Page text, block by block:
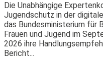
Die Unabhängige
Jugendschutz in der
das Bundesministerium für
Frauen und Jugend im
2026 ihre
Bericht...